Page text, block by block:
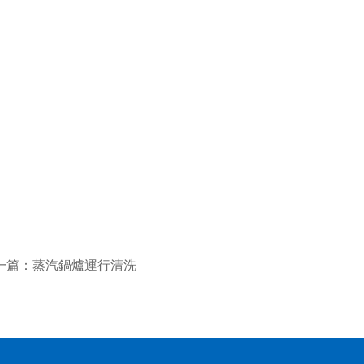
篇： 蒸汽鍋爐運行清洗